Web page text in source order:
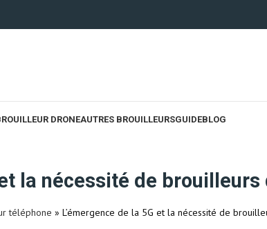
DRONEAUTRES BROUILLEURSGUIDEBLOG
la nécessité de brouilleurs
téléphone » L’émergence de la 5G et la nécessité de